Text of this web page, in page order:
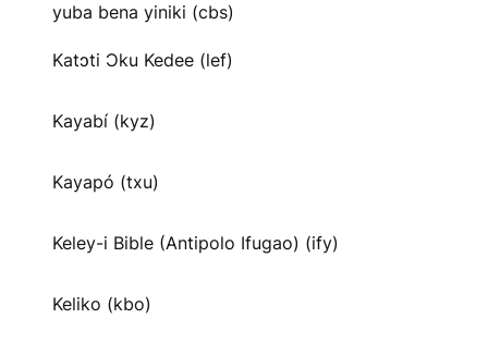
yuba bena yiniki (cbs)
Katɔti Ɔku Kedee (lef)
Kayabí (kyz)
Kayapó (txu)
Keley-i Bible (Antipolo Ifugao) (ify)
Keliko (kbo)